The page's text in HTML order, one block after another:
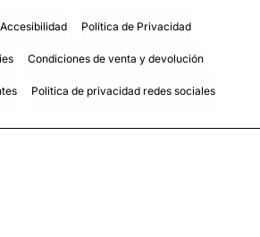
Accesibilidad Política de Privacidad
Condiciones de venta y devolución
Politica de privacidad redes sociales